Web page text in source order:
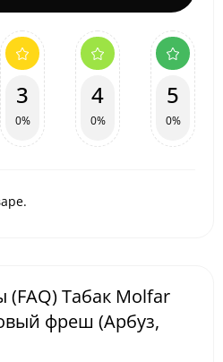
3
0%
4
0%
5
0%
(FAQ) Табак Molfar
фреш (Арбуз,